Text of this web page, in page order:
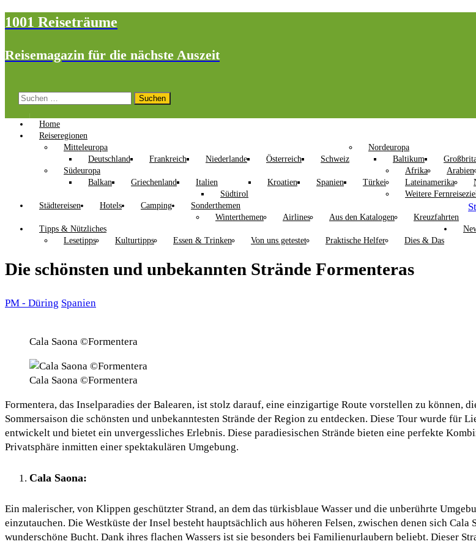
1001 Reiseträume
Reisemagazin für die nächste Auszeit
Suchen
Home
Reiseregionen
Mitteleuropa
Deutschland
Frankreich Niederlande Österreich Schweiz
Nordeuropa
Baltikum
Südeuropa
Balkan
Griechenland
Italien
Südtirol
Kroatien Spanien Türkei
Afrika Arabien
Lateinamerika
Weitere
Städtereisen
Hotels Camping
Sonderthemen
Winterthemen
Airlines Aus den Katalogen
Kreuzfahrten
Tipps & Nützliches
Lesetipps
Kulturtipps Essen & Trinken Von uns getestet Praktische Helfer Dies & Das
Die schönsten und unbekannten Strände Formenteras
PM - Düring Spanien
Cala Saona ©Formentera
Cala Saona ©Formentera
Formentera, das Inselparadies der Balearen, ist stolz darauf, eine einzigartige Route vorstellen zu können,
Sommersaison die schönsten und unbekanntesten Strände der Region zu entdecken. Diese Tour wurde für
entwickelt und bietet ein unvergessliches Erlebnis. Diese paradiesischen Strände bieten eine perfekte
Privatsphäre inmitten einer spektakulären Umgebung.
Cala Saona:
Ein malerischer, von Klippen geschützter Strand, an dem das türkisblaue Wasser und die unberührte
einzutauchen. Die Westküste der Insel besteht hauptsächlich aus höheren Felsen, zwischen denen sich
wunderschöne Bucht. Dank ihres flachen Wassers ist sie besonders bei Familienurlaubern beliebt. Dieser